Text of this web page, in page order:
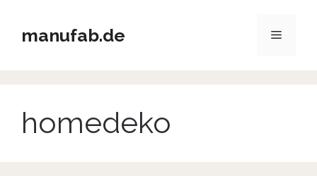
Inhaltmanufab.de Menü
homedeko